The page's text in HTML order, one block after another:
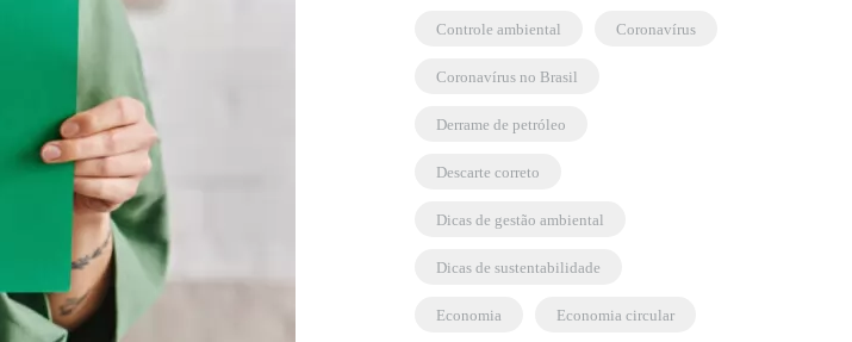
controle ambiental coronavírus
coronavírus no Brasil
derrame de petróleo
descarte correto
dicas de gestão ambiental
dicas de sustentabilidade
economia economia circular